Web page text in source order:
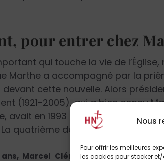
Nous
Pour offrir les meilleures
les cookies pour stocker
pour entrer chez
qui touche la vie de
Marthe a accompagné par la
devant cette nouvelle. Alors
(1921-2005), qui a bien connu
avait en 1993 publié un très beau
quatrième de couverture du
Marcel Clément a été l’un des